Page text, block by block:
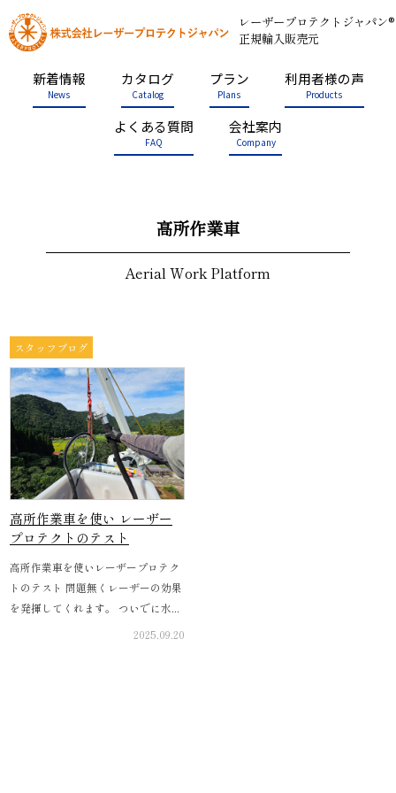
レーザープロテクトジャパン®
正規輸入販売元
新着情報
News
カタログ
Catalog
プラン
Plans
利用者様の声
Products
よくある質問
FAQ
会社案内
Company
高所作業車
Aerial Work Platform
スタッフブログ
高所作業車を使い レーザー
プロテクトのテスト
高所作業車を使いレーザープロテク
トのテスト 問題無くレーザーの効果
を発揮してくれます。 ついでに水...
2025.09.20